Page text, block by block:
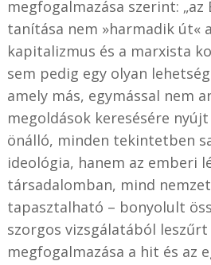
megfogalmazása szerint: „az
tanítása nem »harmadik út«
kapitalizmus és a marxista
sem pedig egy olyan
amely más, egymással nem
megoldások keresésére
önálló, minden tekintetben
ideológia, hanem az emberi
társadalomban, mind
tapasztalható – bonyolult
szorgos vizsgálatából
megfogalmazása a hit és az